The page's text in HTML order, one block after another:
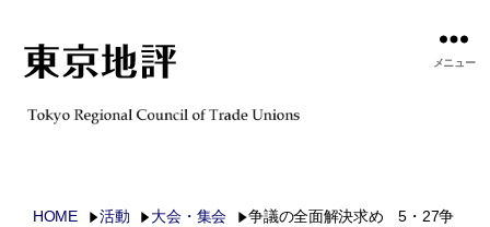
メニュー
HOME 活動 大会・集会
争議の全面解決求め 5・27争